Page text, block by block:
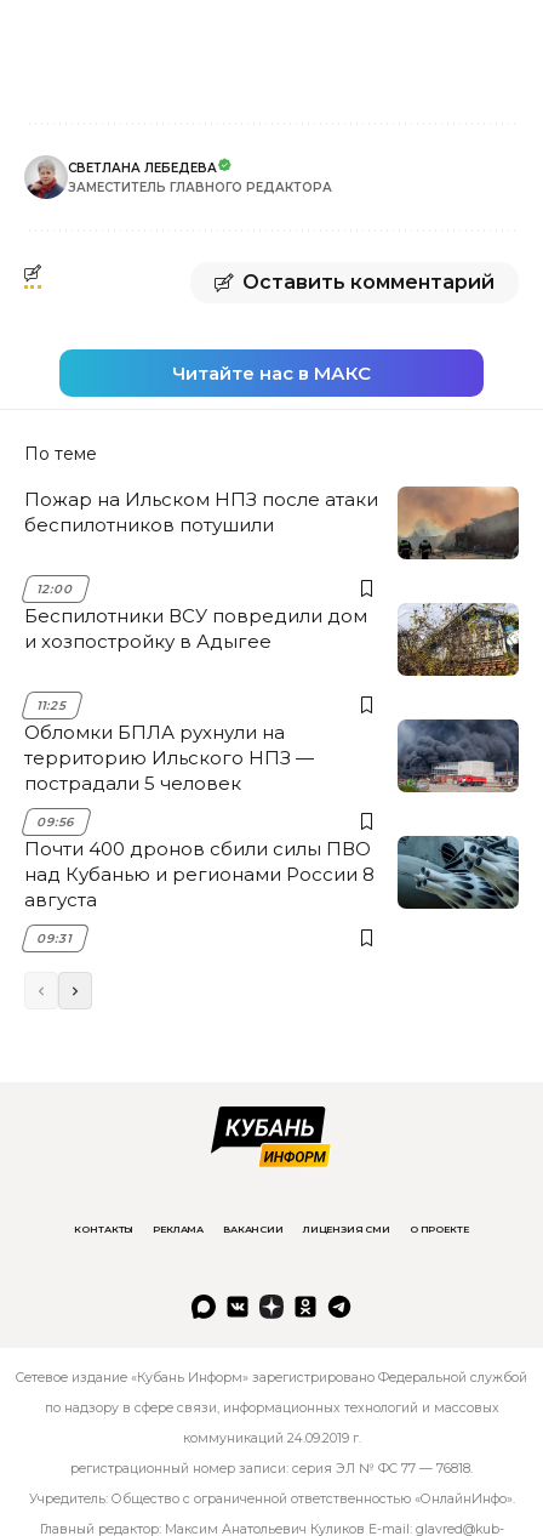
СВЕТЛАНА ЛЕБЕДЕВА
ЗАМЕСТИТЕЛЬ ГЛАВНОГО РЕДАКТОРА
Оставить комментарий
Читайте нас в МАКС
По теме
Пожар на Ильском НПЗ после атаки
беспилотников потушили
12:00
Беспилотники ВСУ повредили дом
и хозпостройку в Адыгее
11:25
Обломки БПЛА рухнули на
территорию Ильского НПЗ —
пострадали 5 человек
09:56
Почти 400 дронов сбили силы ПВО
над Кубанью и регионами России 8
августа
09:31
КОНТАКТЫ РЕКЛАМА ВАКАНСИИ ЛИЦЕНЗИЯ СМИ О ПРОЕКТЕ
Сетевое издание «Кубань Информ» зарегистрировано Федеральной службой
по надзору в сфере связи, информационных технологий и массовых
коммуникаций 24.09.2019 г.
регистрационный номер записи: серия ЭЛ № ФС 77 — 76818.
Учредитель: Общество с ограниченной ответственностью «ОнлайнИнфо».
Главный редактор: Максим Анатольевич Куликов E-mail: glavred@kub-